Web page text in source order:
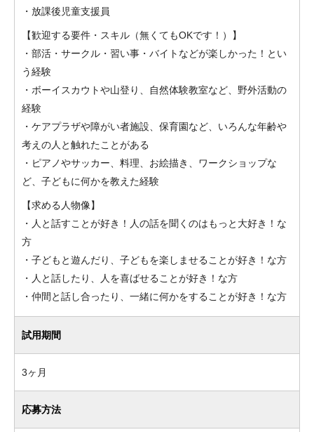
・放課後児童支援員
【歓迎する要件・スキル（無くてもOKです！）】
・部活・サークル・習い事・バイトなどが楽しかった！とい
う経験
・ボーイスカウトや山登り、自然体験教室など、野外活動の
経験
・ケアプラザや障がい者施設、保育園など、いろんな年齢や
考えの人と触れたことがある
・ピアノやサッカー、料理、お絵描き、ワークショップな
ど、子どもに何かを教えた経験
【求める人物像】
・人と話すことが好き！人の話を聞くのはもっと大好き！な
方
・子どもと遊んだり、子どもを楽しませることが好き！な方
・人と話したり、人を喜ばせることが好き！な方
・仲間と話し合ったり、一緒に何かをすることが好き！な方
試用期間
3ヶ月
応募方法